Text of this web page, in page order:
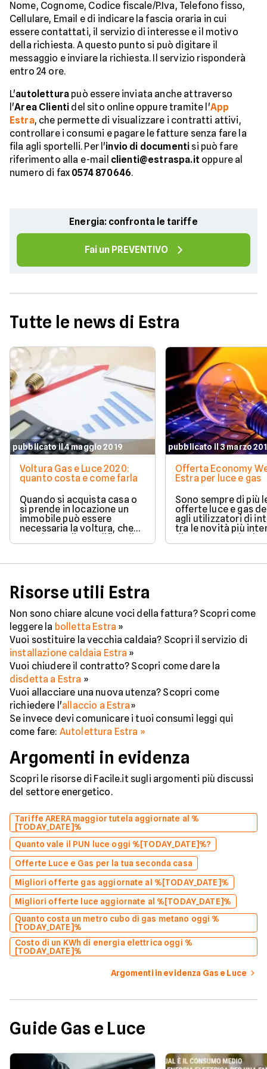
Nome, Cognome, Codice fiscale/P.Iva, Telefono fisso,
Cellulare, Email e di indicare la fascia oraria in cui
essere contattati, il servizio di interesse e il motivo
della richiesta. A questo punto si può digitare il
messaggio e inviare la richiesta. Il servizio risponderà
entro 24 ore.
L'autolettura può essere inviata anche attraverso
l'Area Clienti del sito online oppure tramite l'App
Estra, che permette di visualizzare i contratti attivi,
controllare i consumi e pagare le fatture senza fare la
fila agli sportelli. Per l'invio di documenti si può fare
riferimento alla e-mail clienti@estraspa.it oppure al
numero di fax 0574 870646.
Energia: confronta le tariffe
Fai un PREVENTIVO
Tutte le news di Estra
pubblicato il 4 maggio 2019
Voltura Gas e Luce 2020:
quanto costa e come farla
Quando si acquista casa o
si prende in locazione un
immobile può essere
necessaria la voltura, che
consiste nella modifica di
intestazione di un
sono i costi della voltura?
conoscere gli oneri
praticati dai principali
pubblicato il 3 marzo
Offerta Economy
Estra per luce e gas
Sono sempre di più
offerte luce e gas
agli utilizzatori di
tra le novità più
di questo
segmento di
prezzo bloccato per
Risorse utili Estra
Non sono chiare alcune voci della fattura? Scopri come
leggere la bolletta Estra »
Vuoi sostituire la vecchia caldaia? Scopri il servizio di
installazione caldaia Estra »
Vuoi chiudere il contratto? Scopri come dare la
disdetta a Estra »
Vuoi allacciare una nuova utenza? Scopri come
richiedere l'allaccio a Estra»
Se invece devi comunicare i tuoi consumi leggi qui
come fare: Autolettura Estra »
Argomenti in evidenza
Scopri le risorse di Facile.it sugli argomenti più discussi
del settore energetico.
Tariffe ARERA maggior tutela aggiornate al %
[TODAY_DATE]%
Quanto vale il PUN luce oggi %[TODAY_DATE]%?
Offerte Luce e Gas per la tua seconda casa
Migliori offerte gas aggiornate al %[TODAY_DATE]%
Migliori offerte luce aggiornate al %[TODAY_DATE]%
Quanto costa un metro cubo di gas metano oggi %
[TODAY_DATE]%
Costo di un KWh di energia elettrica oggi %
[TODAY_DATE]%
Argomenti in evidenza Gas e Luce
Guide Gas e Luce